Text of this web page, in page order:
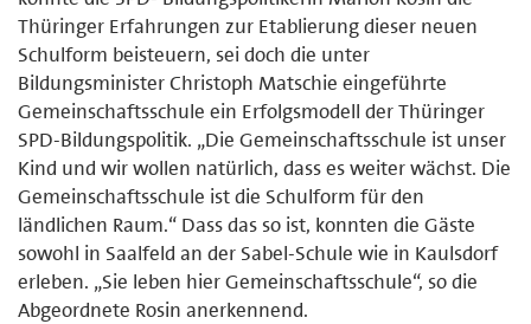
Thüringer Erfahrungen zur Etablierung dieser neuen
Schulform beisteuern, sei doch die unter
Bildungsminister Christoph Matschie eingeführte
Gemeinschaftsschule ein Erfolgsmodell der Thüringer
SPD-Bildungspolitik. „Die Gemeinschaftsschule ist unser
Kind und wir wollen natürlich, dass es weiter wächst. Die
Gemeinschaftsschule ist die Schulform für den
ländlichen Raum.“ Dass das so ist, konnten die Gäste
sowohl in Saalfeld an der Sabel-Schule wie in Kaulsdorf
erleben. „Sie leben hier Gemeinschaftsschule“, so die
Abgeordnete Rosin anerkennend.